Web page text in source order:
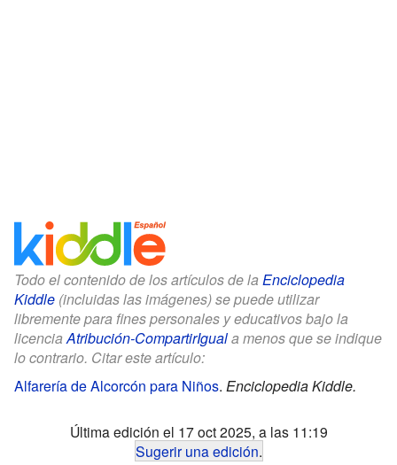
Todo el contenido de los artículos de la Enciclopedia
Kiddle (incluidas las imágenes) se puede utilizar
libremente para fines personales y educativos bajo la
licenciaAtribución-CompartirIguala menos que se indique
lo contrario. Citar este artículo:
Alfarería de Alcorcón para Niños. Enciclopedia Kiddle.
Última edición el 17 oct 2025, a las 11:19
Sugerir una edición.